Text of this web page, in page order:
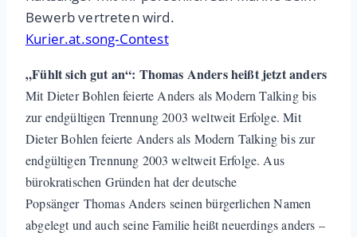
Bewerb vertreten wird.
Kurier.at.song-Contest
„Fühlt sich gut an“: Thomas Anders heißt jetzt anders
Mit Dieter Bohlen feierte Anders als Modern Talking bis
zur endgültigen Trennung 2003 weltweit Erfolge. Mit
Dieter Bohlen feierte Anders als Modern Talking bis zur
endgültigen Trennung 2003 weltweit Erfolge. Aus
bürokratischen Gründen hat der deutsche
Popsänger Thomas Anders seinen bürgerlichen Namen
abgelegt und auch seine Familie heißt neuerdings anders –